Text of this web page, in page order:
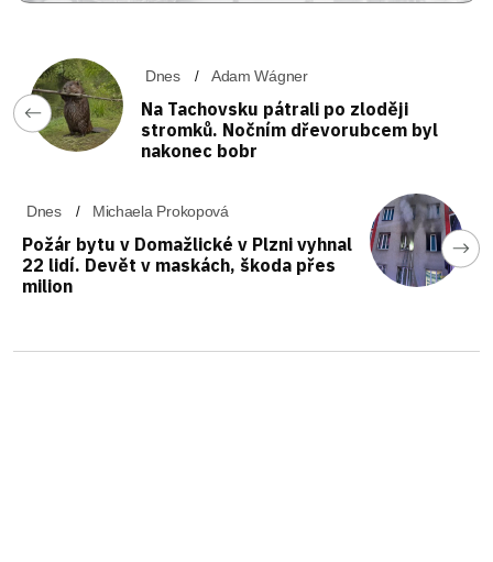
Dnes Adam Wágner
Na Tachovsku pátrali po zloději
stromků. Nočním dřevorubcem byl
nakonec bobr
Dnes Michaela Prokopová
Požár bytu v Domažlické v Plzni vyhnal
22 lidí. Devět v maskách, škoda přes
milion